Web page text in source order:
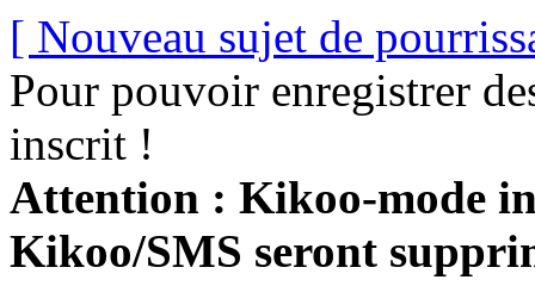
[ Nouveau sujet de
Pour pouvoir enregistrer
inscrit !
Attention : Kikoo-mode
Kikoo/SMS seront